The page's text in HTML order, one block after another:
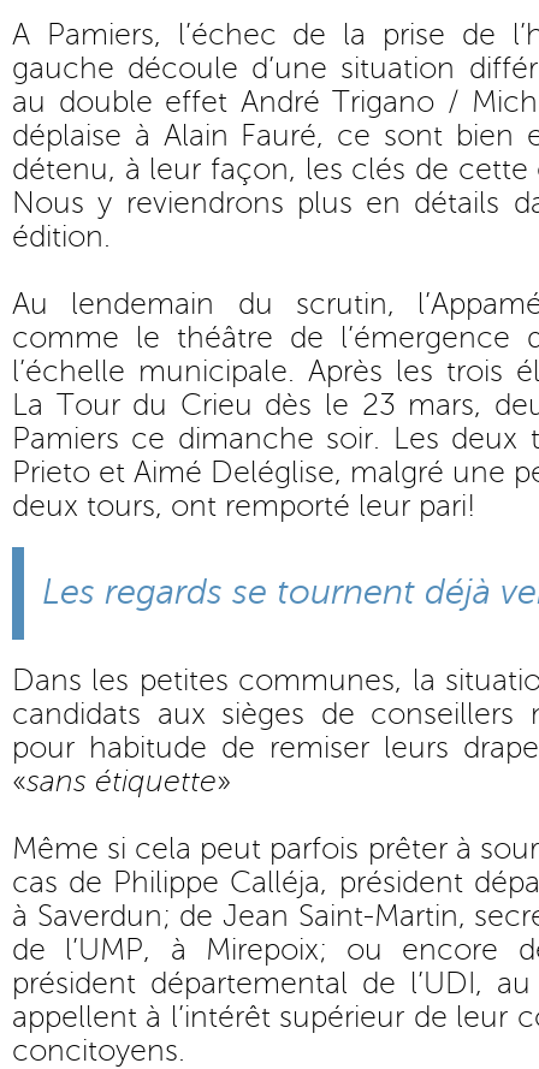
A Pamiers, l’échec de la prise de
gauche découle d’une situation
au double effet André Trigano /
déplaise à Alain Fauré, ce sont bien
détenu, à leur façon, les clés de
Nous y reviendrons plus en détails
édition.
Au lendemain du scrutin,
comme le théâtre de l’émergence
l’échelle municipale. Après les trois
La Tour du Crieu dès le 23 mars,
Pamiers ce dimanche soir. Les deux
Prieto et Aimé Deléglise, malgré une
deux tours, ont remporté leur pari!
Les regards se tournent déjà
Dans les petites communes, la
candidats aux sièges de conseillers
pour habitude de remiser leurs
«sans étiquette»
Même si cela peut parfois prêter à
cas de Philippe Calléja, président
à Saverdun; de Jean Saint-Martin,
de l’UMP, à Mirepoix; ou encore
président départemental de l’UDI,
appellent à l’intérêt supérieur de leur
concitoyens.